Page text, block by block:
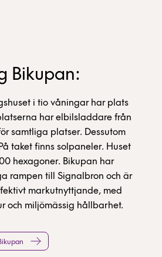
Bikupan:
i tio våningar har plats
har elbilsladdare från
samtliga platser. Dessutom
taket finns solpaneler. Huset
hexagoner. Bikupan har
rampen till Signalbron och är
markutnyttjande, med
och miljömässig hållbarhet.